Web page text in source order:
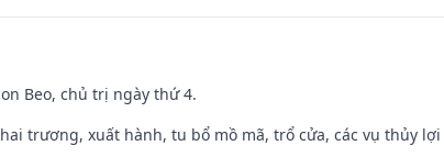
Beo, chủ trị ngày thứ 4.
trương, xuất hành, tu bổ mồ mã, trổ cửa, các vụ thủy